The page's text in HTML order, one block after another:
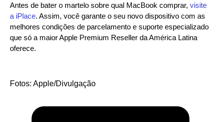
Antes de bater o martelo sobre qual MacBook comprar, visite
a iPlace. Assim, você garante o seu novo dispositivo com as
melhores condições de parcelamento e suporte especializado
que só a maior Apple Premium Reseller da América Latina
oferece.
Fotos: Apple/Divulgação